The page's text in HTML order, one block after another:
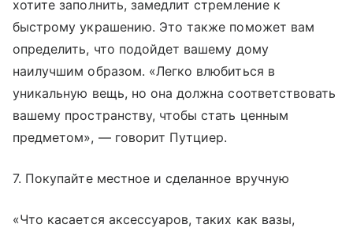
хотите заполнить, замедлит стремление к
быстрому украшению. Это также поможет вам
определить, что подойдет вашему дому
наилучшим образом. «Легко влюбиться в
уникальную вещь, но она должна соответствовать
вашему пространству, чтобы стать ценным
предметом», — говорит Путциер.
7. Покупайте местное и сделанное вручную
«Что касается аксессуаров, таких как вазы,